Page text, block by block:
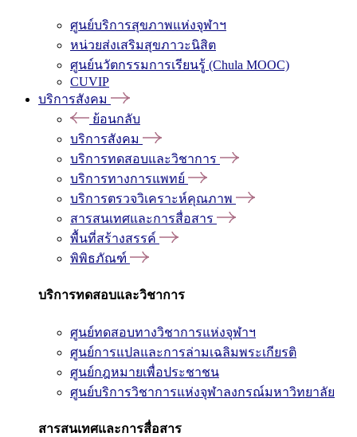
ศูนย์บริการสุขภาพแห่งจุฬาฯ
หน่วยส่งเสริมสุขภาวะนิสิต
ศูนย์นวัตกรรมการเรียนรู้ (Chula MOOC)
CUVIP
บริการสังคม
ย้อนกลับ
บริการสังคม
บริการทดสอบและวิชาการ
บริการทางการแพทย์
บริการตรวจวิเคราะห์คุณภาพ
สารสนเทศและการสื่อสาร
พื้นที่สร้างสรรค์
พิพิธภัณฑ์
บริการทดสอบและวิชาการ
ศูนย์ทดสอบทางวิชาการแห่งจุฬาฯ
ศูนย์การแปลและการล่ามเฉลิมพระเกียรติ
ศูนย์กฎหมายเพื่อประชาชน
ศูนย์บริการวิชาการแห่งจุฬาลงกรณ์มหาวิทยาลัย
สารสนเทศและการสื่อสาร